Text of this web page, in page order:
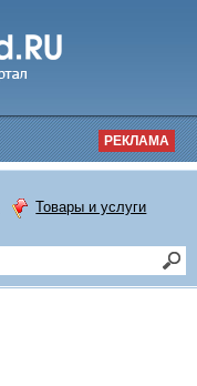
РЕКЛАМА
Товары и услуги